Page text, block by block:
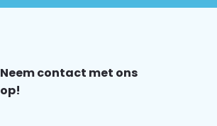
Neem contact met ons
op!